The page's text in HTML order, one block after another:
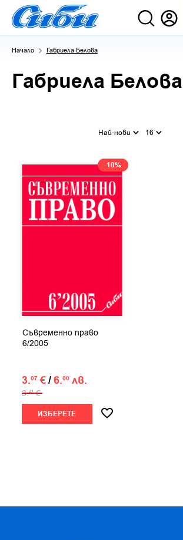
Начало Габриела Белова
Габриела Белова
Най-нови 16
-10%
Съвременно право
6/2005
3.07 €/6.00 лв.
3.41 €
ИЗБЕРЕТЕ